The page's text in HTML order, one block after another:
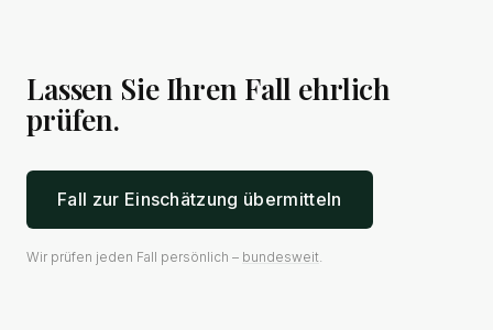
Lassen Sie Ihren Fall ehrlich
prüfen.
Fall zur Einschätzung übermitteln
Wir prüfen jeden Fall persönlich – bundesweit.